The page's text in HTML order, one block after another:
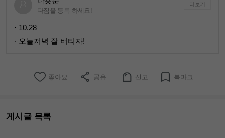
다짐을 등록 하세요!
더보기
· 10.28
· 오늘저녁 잘 버티자!
좋아요 공유 신고 북마크
게시글 목록